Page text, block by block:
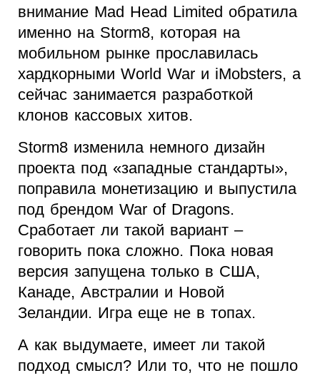
внимание Mad Head Limited обратила
именно на Storm8, которая на
мобильном рынке прославилась
хардкорными World War и iMobsters, а
сейчас занимается разработкой
клонов кассовых хитов.
Storm8 изменила немного дизайн
проекта под «западные стандарты»,
поправила монетизацию и выпустила
под брендом War of Dragons.
Сработает ли такой вариант –
говорить пока сложно. Пока новая
версия запущена только в США,
Канаде, Австралии и Новой
Зеландии. Игра еще не в топах.
А как выдумаете, имеет ли такой
подход смысл? Или то, что не пошло